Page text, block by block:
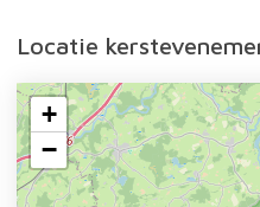
Locatie
+
−